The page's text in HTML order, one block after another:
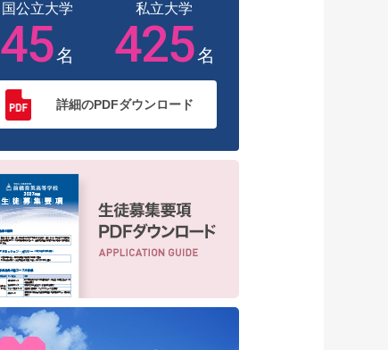
国公立大学 私立大学
45名 425名
詳細のPDFダウンロード